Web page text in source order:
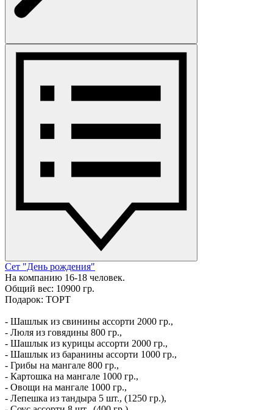
Сет "День рождения"
На компанию 16-18 человек.
Общий вес: 10900 гр.
Подарок: ТОРТ
- Шашлык из свинины ассорти 2000 гр.,
- Люля из говядины 800 гр.,
- Шашлык из курицы ассорти 2000 гр.,
- Шашлык из баранины ассорти 1000 гр.,
- Грибы на мангале 800 гр.,
- Картошка на мангале 1000 гр.,
- Овощи на мангале 1000 гр.,
- Лепешка из тандыра 5 шт., (1250 гр.),